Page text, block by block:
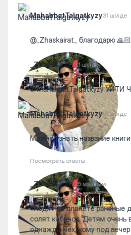
MahabbatTalgatkyzy31 шілде
@_Zhaskairat_ благодарю 🙏🏻
_Zhaskairat_31 шілде
@MahabbatTalgatkyzy
MahabbatTalgatkyzy31 шілде
Можно узнать название
Посмотреть ответы
_Zhaskairat_25 маусым
«Ходят по планете раненые
солят кабачок. Детям очень
однажды Тех, кому под